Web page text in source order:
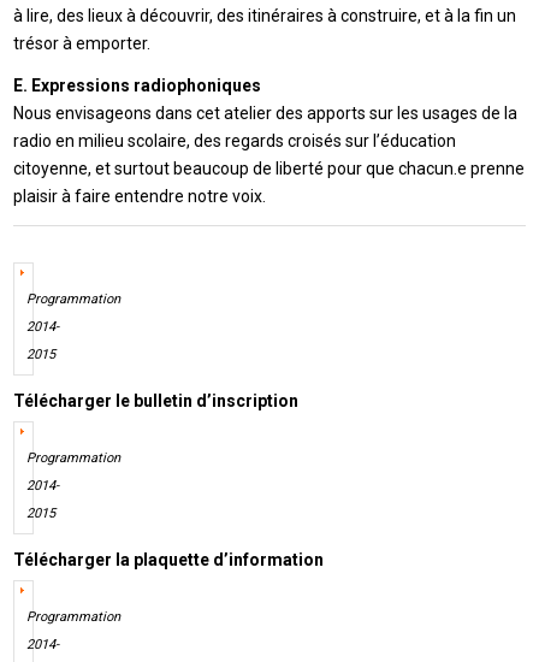
à lire, des lieux à découvrir, des itinéraires à construire, et à la fin un
trésor à emporter.
E. Expressions radiophoniques
Nous envisageons dans cet atelier des apports sur les usages de la
radio en milieu scolaire, des regards croisés sur l’éducation
citoyenne, et surtout beaucoup de liberté pour que chacun.e prenne
plaisir à faire entendre notre voix.
Programmation
2014-
2015
Télécharger le bulletin d’inscription
Programmation
2014-
2015
Télécharger la plaquette d’information
Programmation
2014-